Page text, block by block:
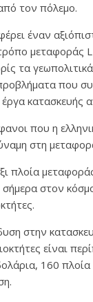
τον πόλεμο.
έναν
μεταφοράς
τα
που
έργα κατασκευής
που η
στη
πλοία
σήμερα στον
στην
είναι
160 πλοία